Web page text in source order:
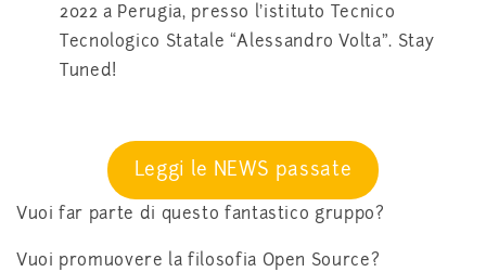
2022 a Perugia, presso l’istituto Tecnico
Tecnologico Statale “Alessandro Volta”. Stay
Tuned!
Leggi le NEWS passate
Vuoi far parte di questo fantastico gruppo?
Vuoi promuovere la filosofia Open Source?